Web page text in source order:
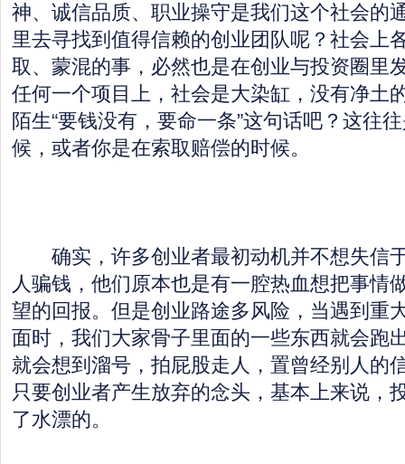
神、诚信品质、职业操守是我们这个社会的
里去寻找到值得信赖的创业团队呢？社会上
取、蒙混的事，必然也是在创业与投资圈里
任何一个项目上，社会是大染缸，没有净土
陌生“要钱没有，要命一条”这句话吧？这往
候，或者你是在索取赔偿的时候。
确实，许多创业者最初动机并不想失信
人骗钱，他们原本也是有一腔热血想把事情
望的回报。但是创业路途多风险，当遇到重
面时，我们大家骨子里面的一些东西就会跑
就会想到溜号，拍屁股走人，置曾经别人的
只要创业者产生放弃的念头，基本上来说，
了水漂的。